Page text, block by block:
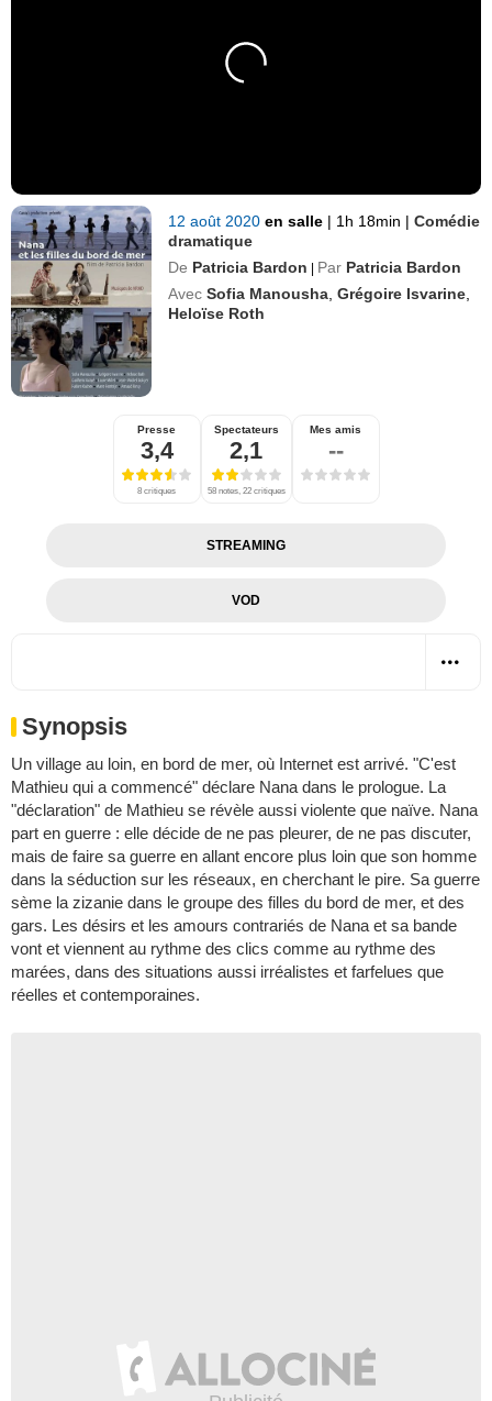
12 août 2020en salle | 1h 18min | Comédie
dramatique
De Patricia Bardon | Par Patricia Bardon
Avec Sofia Manousha ,Grégoire Isvarine
Heloïse Roth
Presse
3,4
8 critiques
Spectateurs
2,1
58 notes, 22 critiques
Mes amis
--
STREAMING
VOD
Synopsis
Un village au loin, en bord de mer, où Internet est arrivé. "C'est
Mathieu qui a commencé" déclare Nana dans le prologue. La
"déclaration" de Mathieu se révèle aussi violente que naïve. Nana
part en guerre : elle décide de ne pas pleurer, de ne pas discuter,
mais de faire sa guerre en allant encore plus loin que son homme
dans la séduction sur les réseaux, en cherchant le pire. Sa guerre
sème la zizanie dans le groupe des filles du bord de mer, et des
gars. Les désirs et les amours contrariés de Nana et sa bande
vont et viennent au rythme des clics comme au rythme des
marées, dans des situations aussi irréalistes et farfelues que
réelles et contemporaines.